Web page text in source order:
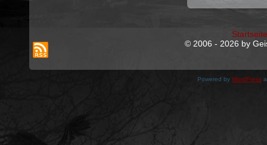
Startseite
© 2006 - 2026 by
Powered by WordPress